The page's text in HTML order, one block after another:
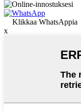
Klikkaa WhatsAppia
x